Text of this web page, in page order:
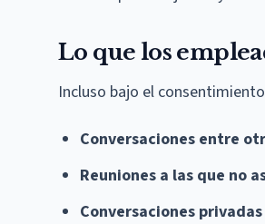
Lo que los
Incluso bajo el
Conversaciones entre
Reuniones a las que no
Conversaciones